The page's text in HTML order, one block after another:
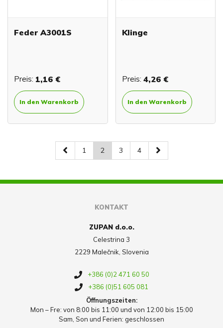
Feder A3001S
Preis: 1,16 €
In den Warenkorb
Klinge
Preis: 4,26 €
In den Warenkorb
1 2 3 4
KONTAKT
ZUPAN d.o.o.
Celestrina 3
2229 Malečnik, Slovenia
+386 (0)2 471 60 50
+386 (0)51 605 081
Öffnungszeiten:
Mon – Fre: von 8:00 bis 11:00 und von 12:00 bis 15:00
Sam, Son und Ferien: geschlossen